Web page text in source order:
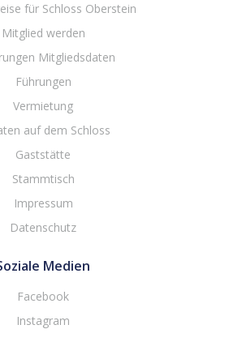
für Schloss Oberstein
Mitglied werden
Mitgliedsdaten
Führungen
Vermietung
auf dem Schloss
Gaststätte
Stammtisch
Impressum
Datenschutz
Medien
Facebook
Instagram